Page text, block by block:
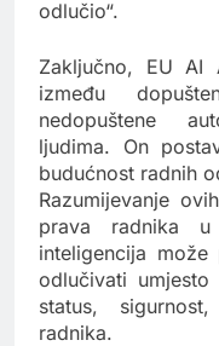
odlučio“.
Zaključno, EU AI
između
nedopuštene
ljudima. On
budućnost radnih
Razumijevanje
prava radnika u
inteligencija
odlučivati
status,
radnika.